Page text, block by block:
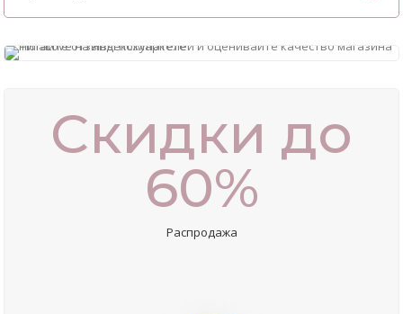
Скидки до
60%
Распродажа